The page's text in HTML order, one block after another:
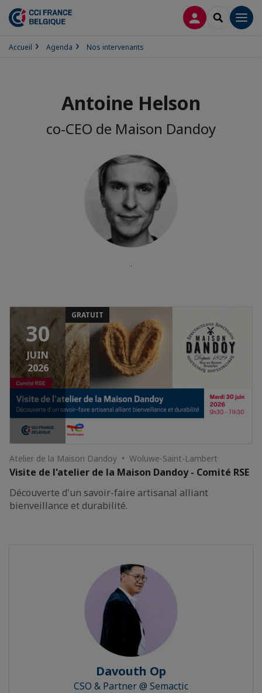
CONNEXION
Accueil Agenda Nos intervenants
Antoine Helson
co-CEO de Maison Dandoy
.
30
JUIN
2026
GRATUIT
Atelier de la Maison Dandoy • Woluwe-Saint-Lambert
Visite de l'atelier de la Maison Dandoy - Comité RSE
Découverte d'un savoir-faire artisanal alliant
bienveillance et durabilité.
Davouth Op
CSO & Partner @ Semactic